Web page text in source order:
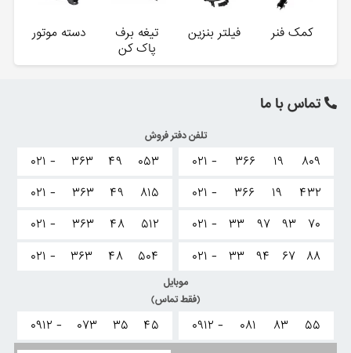
کمک فنر فیلتر بنزین
تیغه برف
پاک کن
دسته موتور
تماس با ما
تلفن دفتر فروش
۰۲۱ - ۳۶۶ ۱۹
۸۰۹
۰۲۱ -
۳۶۶ ۱۹
۴۳۲
۰۲۱ -
۳۳ ۹۷ ۹۳
۷۰
۰۲۱ -
۳۳ ۹۴ ۶۷ ۸۸
۰۲۱ - ۳۶۳ ۴۹
۰۵۳
۰۲۱ -
۳۶۳ ۴۹
۸۱۵
۰۲۱ -
۳۶۳ ۴۸
۵۱۲
۰۲۱ -
۳۶۳ ۴۸ ۵۰۴
موبایل
(فقط تماس)
۰۹۱۲ - ۰۸۱ ۸۳ ۵۵ ۰۹۱۲ - ۰۷۳ ۳۵ ۴۵